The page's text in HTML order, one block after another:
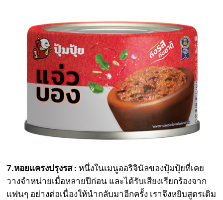
7.หอยแครงปรุงรส : หนึ่งในเมนูออริจินัลของปุ้มปุ้ยที่เคย
วางจำหน่ายเมื่อหลายปีก่อน และได้รับเสียงเรียกร้องจาก
แฟนๆ อย่างต่อเนื่องให้นำกลับมาอีกครั้ง เราจึงหยิบสูตรเดิม